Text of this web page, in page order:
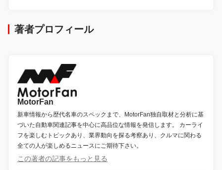
著者プロフィール
MotorFan
新車情報から歴代名車のスペックまで、MotorFan独自取材と分析に基
づいた自動車関連記事を中心に高品位な情報を発信します。 カーライ
フを楽しむトピックあり、業界動向を探る考察あり、クルマに関わる
全ての人が楽しめるニュースにご期待下さい。
この著者の記事をもっと見る